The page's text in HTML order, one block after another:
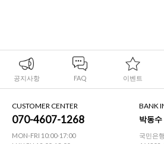
공지사항 FAQ 이벤트
CUSTOMER CENTER
070-4607-1268
MON-FRI 10:00-17:00
BANK
박동수
국민은행